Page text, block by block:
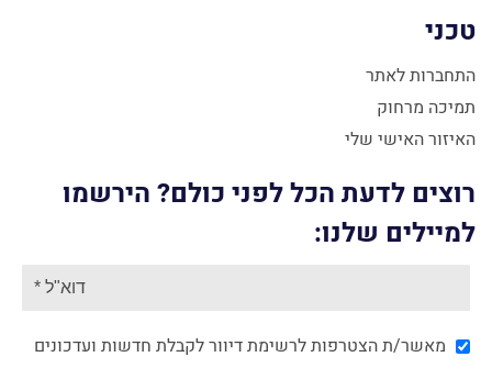
טכני
התחברות לאתר
תמיכה מרחוק
האיזור האישי שלי
רוצים לדעת הכל לפני כולם? הירשמו
למיילים שלנו:
מאשר/ת הצטרפות לרשימת דיוור לקבלת חדשות ועדכונים